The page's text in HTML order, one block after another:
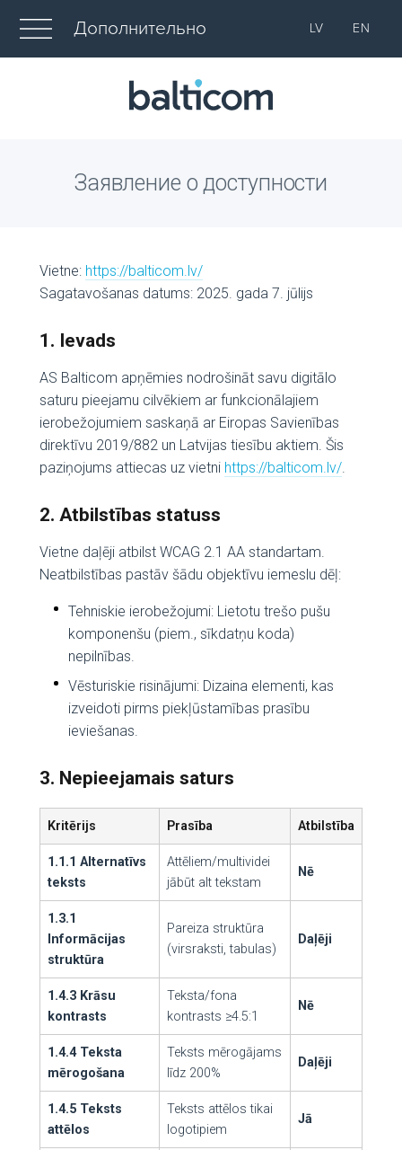
Дополнительно LV EN
Заявление о доступности
Vietne: https://balticom.lv/
Sagatavošanas datums: 2025. gada 7. jūlijs
1. Ievads
AS Balticom apņēmies nodrošināt savu digitālo
saturu pieejamu cilvēkiem ar funkcionālajiem
ierobežojumiem saskaņā ar Eiropas Savienības
direktīvu 2019/882 un Latvijas tiesību aktiem. Šis
paziņojums attiecas uz vietni https://balticom.lv/.
2. Atbilstības statuss
Vietne daļēji atbilst WCAG 2.1 AA standartam.
Neatbilstības pastāv šādu objektīvu iemeslu dēļ:
Tehniskie ierobežojumi: Lietotu trešo pušu
komponenšu (piem., sīkdatņu koda)
nepilnības.
Vēsturiskie risinājumi: Dizaina elementi, kas
izveidoti pirms piekļūstamības prasību
ieviešanas.
3. Nepieejamais saturs
Kritērijs Prasība Atbilstība
1.1.1 Alternatīvs
teksts
Attēliem/multividei
jābūt alt tekstam
Nē
1.3.1
Informācijas
struktūra
Pareiza struktūra
(virsraksti, tabulas)
Daļēji
1.4.3 Krāsu
kontrasts
Teksta/fona
kontrasts ≥4.5:1
Nē
1.4.4 Teksta
mērogošana
Teksts mērogājams
līdz 200%
Daļēji
1.4.5 Teksts
attēlos
Teksts attēlos tikai
logotipiem
Jā